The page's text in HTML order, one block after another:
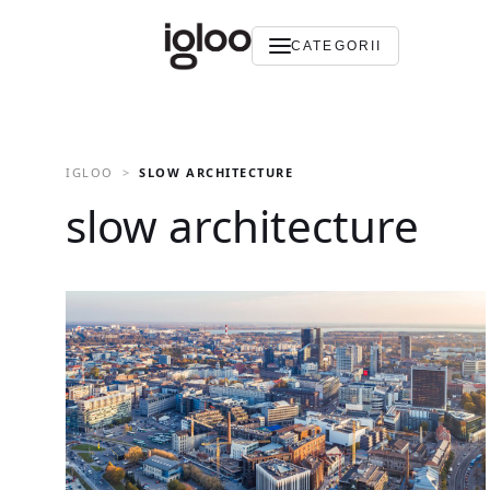
CATEGORII
IGLOO SLOW ARCHITECTURE
slow architecture